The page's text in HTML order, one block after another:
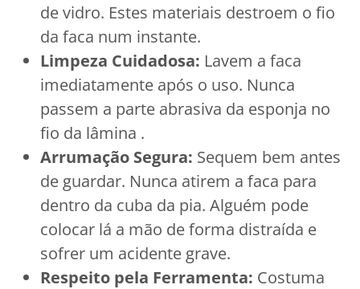
de vidro. Estes materiais destroem o fio
da faca num instante.
Limpeza Cuidadosa: Lavem a faca
imediatamente após o uso. Nunca
passem a parte abrasiva da esponja no
fio da lâmina .
Arrumação Segura: Sequem bem antes
de guardar. Nunca atirem a faca para
dentro da cuba da pia. Alguém pode
colocar lá a mão de forma distraída e
sofrer um acidente grave.
Respeito pela Ferramenta: Costuma